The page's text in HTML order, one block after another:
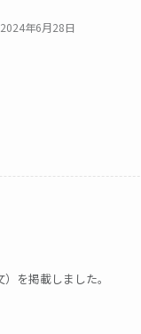
2024年6月28日
を掲載しました。